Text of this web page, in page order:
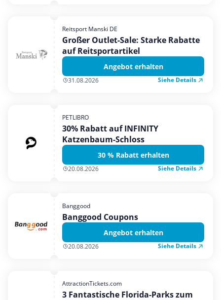
Urlaub & Reise
Reitsport Manski DE
Großer Outlet-Sale: Starke Rabatte
auf Reitsportartikel
Angebot erhalten
31.08.2026 Siehe Details
PETLIBRO
30% Rabatt auf INFINITY
Katzenbaum-Schloss
30 % Rabatt erhalten
20.08.2026 Siehe Details
Banggood
Banggood Coupons
Angebot erhalten
20.08.2026 Siehe Details
AttractionTickets.com
3 Fantastische Florida-Parks zum